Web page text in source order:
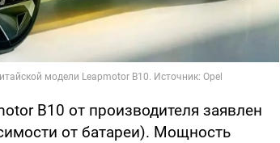
B10 от производителя заявлен
от батареи). Мощность